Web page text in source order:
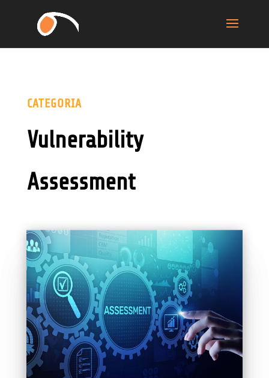
CATEGORIA
Vulnerability
Assessment